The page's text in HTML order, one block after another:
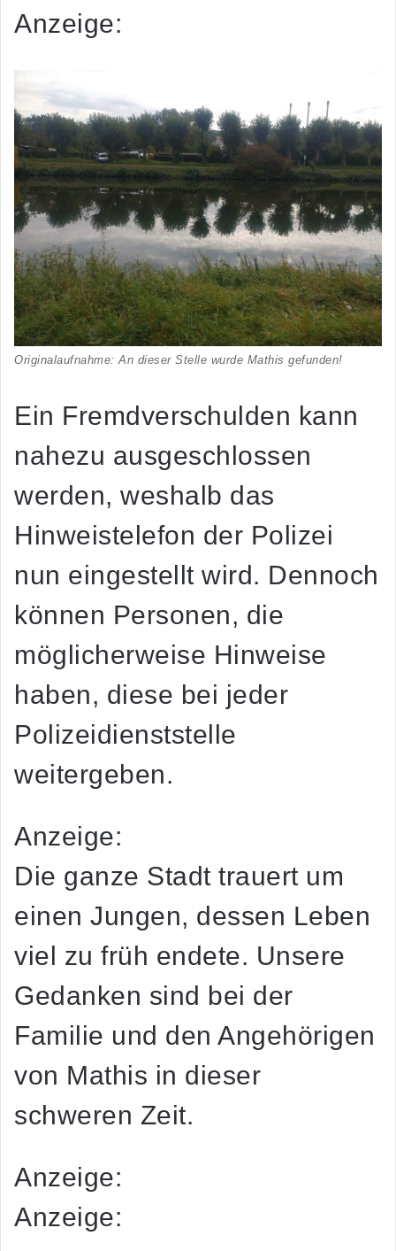
Anzeige:
Originalaufnahme: An dieser Stelle wurde Mathis gefunden!
Ein Fremdverschulden kann
nahezu ausgeschlossen
werden, weshalb das
Hinweistelefon der Polizei
nun eingestellt wird. Dennoch
können Personen, die
möglicherweise Hinweise
haben, diese bei jeder
Polizeidienststelle
weitergeben.
Anzeige:
Die ganze Stadt trauert um
einen Jungen, dessen Leben
viel zu früh endete. Unsere
Gedanken sind bei der
Familie und den Angehörigen
von Mathis in dieser
schweren Zeit.
Anzeige:
Anzeige: